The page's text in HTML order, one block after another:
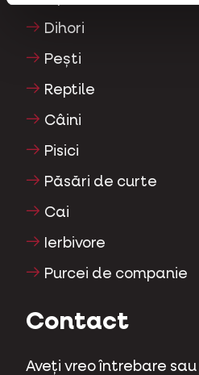
Dihori
Pești
Reptile
Câini
Pisici
Păsări de curte
Cai
Ierbivore
Purcei de companie
Contact
Aveți vreo întrebare